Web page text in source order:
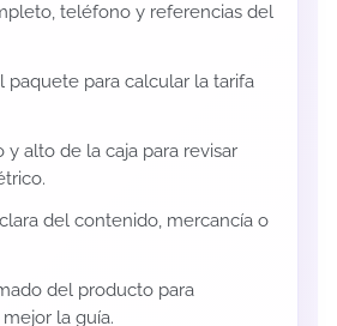
teléfono y referencias del
paquete para calcular la tarifa
y alto de la caja para revisar
del contenido, mercancía o
del producto para
la guía.